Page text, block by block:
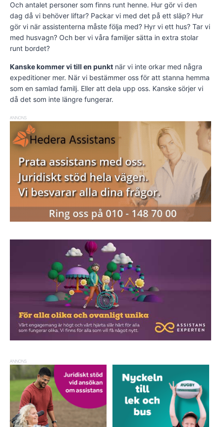
Och antalet personer som finns runt henne. Hur gör vi den
dag då vi behöver liftar? Packar vi med det på ett släp? Hur
gör vi när assistenterna måste följa med? Hyr vi ett hus? Tar vi
med husvagn? Och ber vi våra familjer sätta in extra stolar
runt bordet?
Kanske kommer vi till en punkt när vi inte orkar med några
expeditioner mer. När vi bestämmer oss för att stanna hemma
som en samlad familj. Eller att dela upp oss. Kanske sörjer vi
då det som inte längre fungerar.
ANNONS
ANNONS